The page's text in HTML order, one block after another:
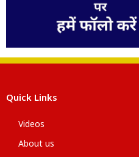
Quick Links
Videos
About us